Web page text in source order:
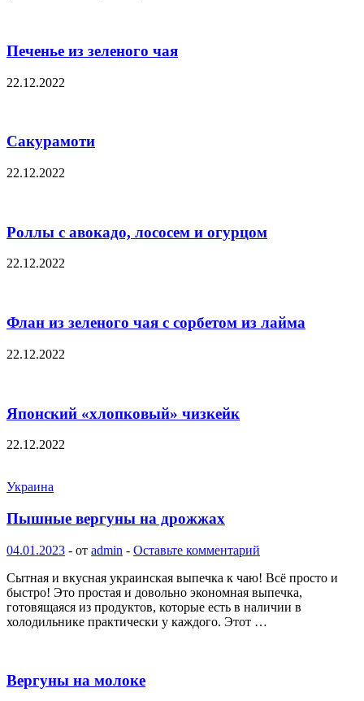
Печенье из зеленого чая
22.12.2022
Сакурамоти
22.12.2022
Роллы с авокадо, лососем и огурцом
22.12.2022
Флан из зеленого чая с сорбетом из лайма
22.12.2022
Японский «хлопковый» чизкейк
22.12.2022
Украина
Пышные вергуны на дрожжах
04.01.2023 - от admin - Оставьте комментарий
Сытная и вкусная украинская выпечка к чаю! Всё просто и
быстро! Это простая и довольно экономная выпечка,
готовящаяся из продуктов, которые есть в наличии в
холодильнике практически у каждого. Этот …
Вергуны на молоке